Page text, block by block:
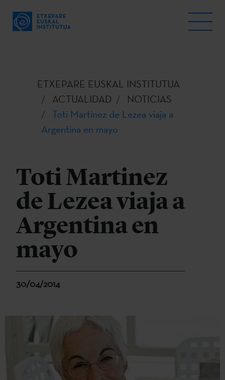
ETXEPARE EUSKAL INSTITUTUA
ACTUALIDAD
NOTICIAS
Toti Martinez de Lezea viaja a
Argentina en mayo
Toti Martinez
de Lezea viaja a
Argentina en
mayo
30/04/2014